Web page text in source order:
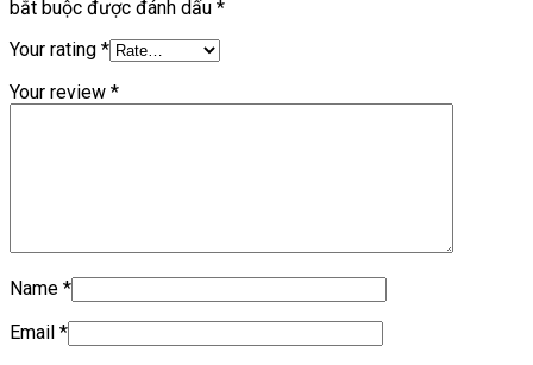
bắt buộc được đánh dấu *
Your rating *
Your review *
Name *
Email *